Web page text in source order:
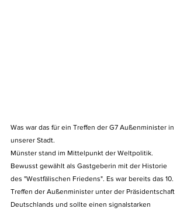
Was war das für ein Treffen der G7 Außenminister in
unserer Stadt.
Münster stand im Mittelpunkt der Weltpolitik.
Bewusst gewählt als Gastgeberin mit der Historie
des "Westfälischen Friedens". Es war bereits das 10.
Treffen der Außenminister unter der Präsidentschaft
Deutschlands und sollte einen signalstarken